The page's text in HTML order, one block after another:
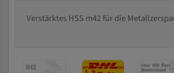
Verstärktes HSS m42 für die